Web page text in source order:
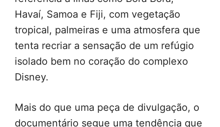
Havaí, Samoa e Fiji, com vegetação
tropical, palmeiras e uma atmosfera que
tenta recriar a sensação de um refúgio
isolado bem no coração do complexo
Disney.
Mais do que uma peça de divulgação, o
documentário segue uma tendência que